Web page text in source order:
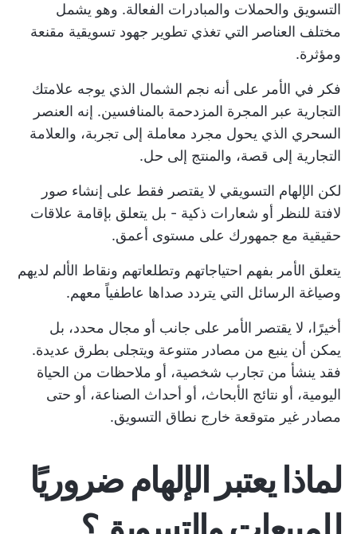
التسويق والحملات والمبادرات الفعالة. وهو يشمل
مختلف العناصر التي تغذي تطوير جهود تسويقية مقنعة
ومؤثرة.
فكر في الأمر على أنه نجم الشمال الذي يوجه علامتك
التجارية عبر المجرة المزدحمة بالمنافسين. إنه العنصر
السحري الذي يحول مجرد معاملة إلى تجربة، والعلامة
التجارية إلى قصة، والمنتج إلى حل.
لكن الإلهام التسويقي لا يقتصر فقط على إنشاء صور
لافتة للنظر أو شعارات ذكية - بل يتعلق بإقامة علاقات
حقيقية مع جمهورك على مستوى أعمق.
يتعلق الأمر بفهم احتياجاتهم وتطلعاتهم ونقاط الألم لديهم
وصياغة الرسائل التي يتردد صداها عاطفياً معهم.
أخيرًا، لا يقتصر الأمر على جانب أو مجال محدد، بل
يمكن أن ينبع من مصادر متنوعة ويتجلى بطرق عديدة.
فقد ينشأ من تجارب شخصية، أو ملاحظات من الحياة
اليومية، أو نتائج الأبحاث، أو أحداث الصناعة، أو حتى
مصادر غير متوقعة خارج نطاق التسويق.
لماذا يعتبر الإلهام ضروريًا